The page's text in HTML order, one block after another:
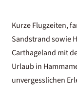
Kurze Flugzeiten,
Sandstrand sowie
Carthageland mit
Urlaub in
unvergesslichen